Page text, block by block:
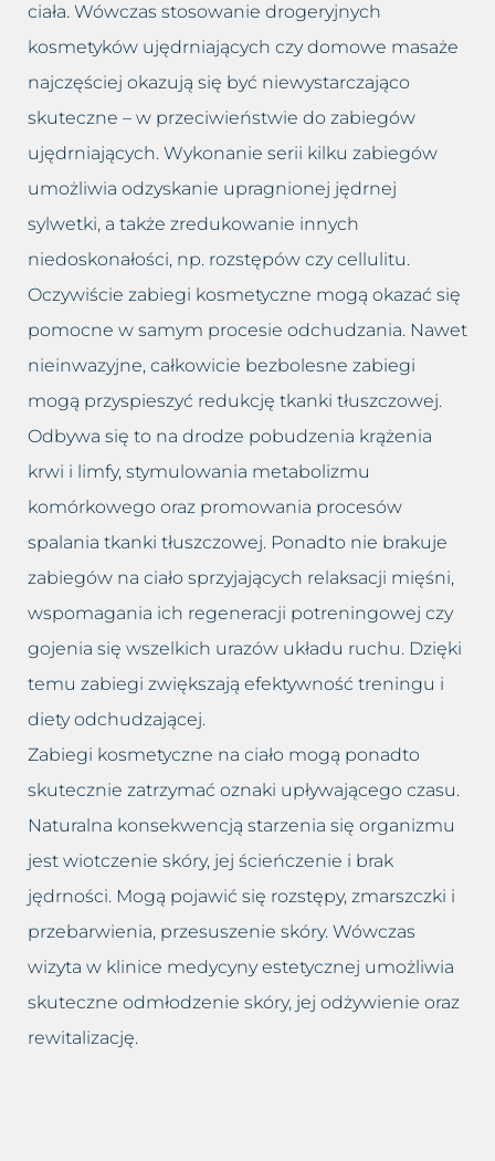
ciała. Wówczas stosowanie drogeryjnych
kosmetyków ujędrniających czy domowe masaże
najczęściej okazują się być niewystarczająco
skuteczne – w przeciwieństwie do zabiegów
ujędrniających. Wykonanie serii kilku zabiegów
umożliwia odzyskanie upragnionej jędrnej
sylwetki, a także zredukowanie innych
niedoskonałości, np. rozstępów czy cellulitu.
Oczywiście zabiegi kosmetyczne mogą okazać się
pomocne w samym procesie odchudzania. Nawet
nieinwazyjne, całkowicie bezbolesne zabiegi
mogą przyspieszyć redukcję tkanki tłuszczowej.
Odbywa się to na drodze pobudzenia krążenia
krwi i limfy, stymulowania metabolizmu
komórkowego oraz promowania procesów
spalania tkanki tłuszczowej. Ponadto nie brakuje
zabiegów na ciało sprzyjających relaksacji mięśni,
wspomagania ich regeneracji potreningowej czy
gojenia się wszelkich urazów układu ruchu. Dzięki
temu zabiegi zwiększają efektywność treningu i
diety odchudzającej.
Zabiegi kosmetyczne na ciało mogą ponadto
skutecznie zatrzymać oznaki upływającego czasu.
Naturalna konsekwencją starzenia się organizmu
jest wiotczenie skóry, jej ścieńczenie i brak
jędrności. Mogą pojawić się rozstępy, zmarszczki i
przebarwienia, przesuszenie skóry. Wówczas
wizyta w klinice medycyny estetycznej umożliwia
skuteczne odmłodzenie skóry, jej odżywienie oraz
rewitalizację.